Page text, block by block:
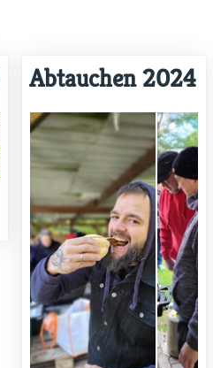
Abtauchen 2024